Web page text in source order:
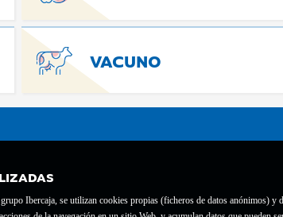
Ibercaja, se utilizan cookies propias (ficheros de datos anónimos) y
VACUNO